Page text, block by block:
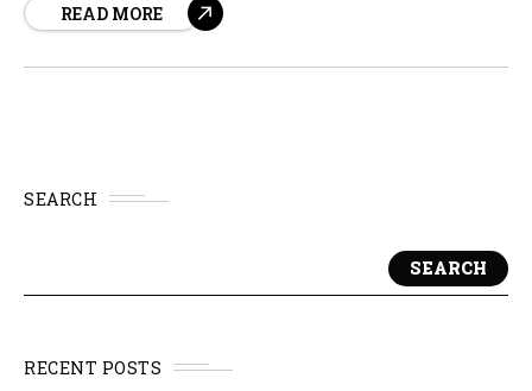
computación. En una reciente sociedad con Qualcomm,
READ MORE
SEARCH
SEARCH
RECENT POSTS